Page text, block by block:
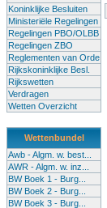
Koninklijke Besluiten
Ministeriële Regelingen
Regelingen PBO/OLBB
Regelingen ZBO
Reglementen van Orde
Rijkskoninklijke Besl.
Rijkswetten
Verdragen
Wetten Overzicht
Wettenbundel
Awb - Algm. w. best...
AWR - Algm. w. inz...
BW Boek 1 - Burg...
BW Boek 2 - Burg...
BW Boek 3 - Burg...